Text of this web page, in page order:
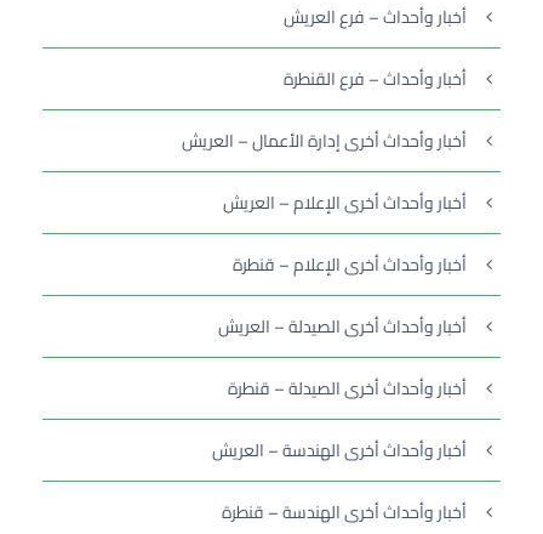
أخبار وأحداث – فرع العريش
أخبار وأحداث – فرع القنطرة
أخبار وأحداث أخرى إدارة الأعمال – العريش
أخبار وأحداث أخرى الإعلام – العريش
أخبار وأحداث أخرى الإعلام – قنطرة
أخبار وأحداث أخرى الصيدلة – العريش
أخبار وأحداث أخرى الصيدلة – قنطرة
أخبار وأحداث أخرى الهندسة – العريش
أخبار وأحداث أخرى الهندسة – قنطرة